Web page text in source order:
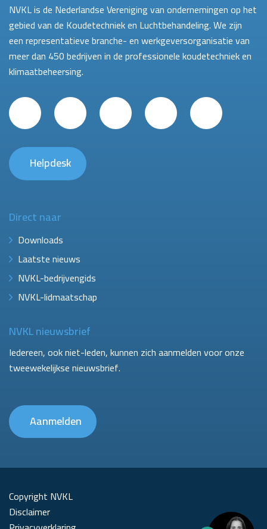
NVKL is de Nederlandse Vereniging van ondernemingen op het
gebied van de Koudetechniek en Luchtbehandeling. We zijn
een representatieve branche- en werkgeversorganisatie van
meer dan 450 bedrijven in de professionele koudetechniek en
klimaatbeheersing.
Helpdesk
Direct naar
Downloads
Laatste nieuws
NVKL-bedrijvengids
NVKL-lidmaatschap
NVKL nieuwsbrief
Iedereen, ook niet-leden, kunnen zich aanmelden voor onze
tweewekelijkse nieuwsbrief.
Aanmelden
Copyright NVKL
Disclaimer